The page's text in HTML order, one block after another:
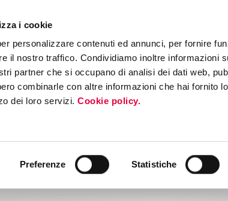
i cookie
personalizzare contenuti ed annunci, per fornire
il nostro traffico. Condividiamo inoltre informazioni
partner che si occupano di analisi dei dati web,
combinarle con altre informazioni che hai fornito
dei loro servizi.Cookie policy.
Preferenze Statistiche
BUYERS PROGRAM